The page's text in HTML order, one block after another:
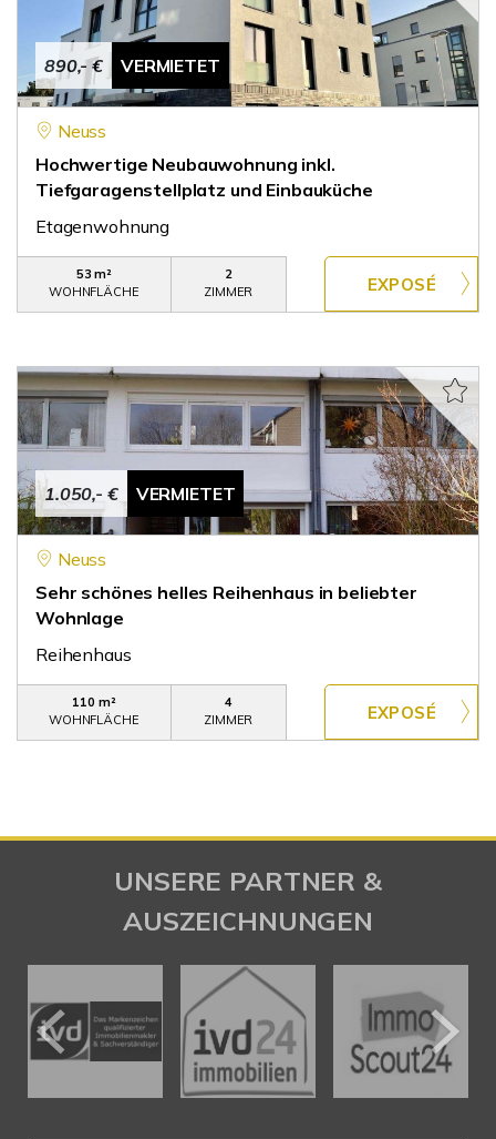
890,- € VERMIETET
Neuss
Hochwertige Neubauwohnung inkl.
Tiefgaragenstellplatz und Einbauküche
Etagenwohnung
53 m²
WOHNFLÄCHE
2
ZIMMER
1.050,- € VERMIETET
Neuss
Sehr schönes helles Reihenhaus in beliebter
Wohnlage
Reihenhaus
110 m²
WOHNFLÄCHE
4
ZIMMER
UNSERE PARTNER &
AUSZEICHNUNGEN